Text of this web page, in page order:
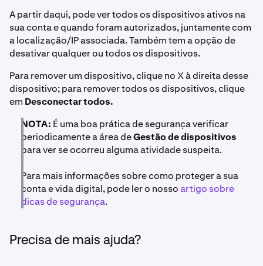
A partir daqui, pode ver todos os dispositivos ativos na
sua conta e quando foram autorizados, juntamente com
a localização/IP associada. Também tem a opção de
desativar qualquer ou todos os dispositivos.
Para remover um dispositivo, clique no X à direita desse
dispositivo; para remover todos os dispositivos, clique
em Desconectar todos.
NOTA: É uma boa prática de segurança verificar
periodicamente a área deGestão de dispositivos
para ver se ocorreu alguma atividade suspeita.
Para mais informações sobre como proteger a sua
conta e vida digital, pode ler o nossoartigo sobre
dicas de segurança.
Precisa de mais ajuda?